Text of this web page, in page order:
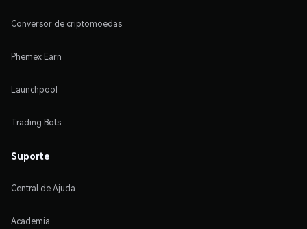
Conversor de criptomoedas
Phemex Earn
Launchpool
Trading Bots
Suporte
Central de Ajuda
Academia